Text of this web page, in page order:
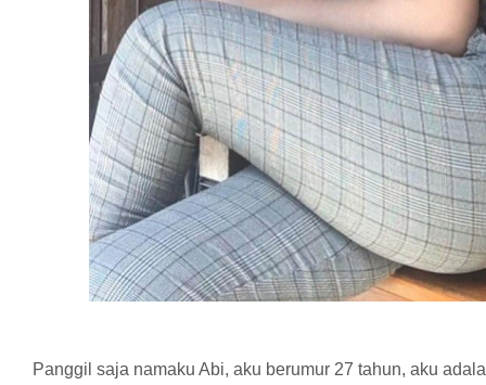
Panggil saja namaku Abi, aku berumur 27 tahun, aku